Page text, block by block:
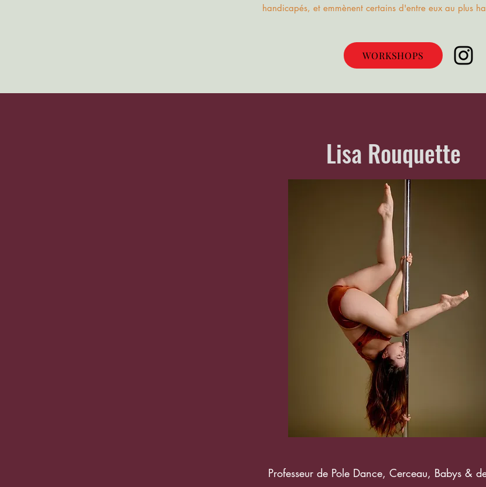
handicapés, et emmènent certains d'entre eux au plus
WORKSHOPS
Lisa Rouquette
Professeur de Pole Dance, Cerceau, Babys &